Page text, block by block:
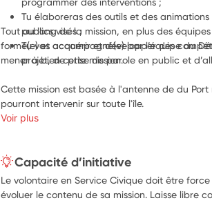
Tu élaboreras des outils et des
publics visés ;
Tu vas acquérir et développer des
Tout au long de la mission, en plus des
formé(e) et accompagné(e) par l’équipe du
mener à bien cette mission.
Cette mission est basée à l'antenne de du Port
Voir plus
Capacité d’initiative
Le volontaire en Service Civique doit être
évoluer le contenu de sa mission. Laisse libre